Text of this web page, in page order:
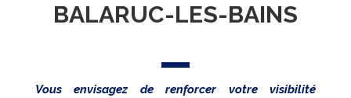
BALARUC-LES-BAINS
Vous envisagez de renforcer votre visibilité